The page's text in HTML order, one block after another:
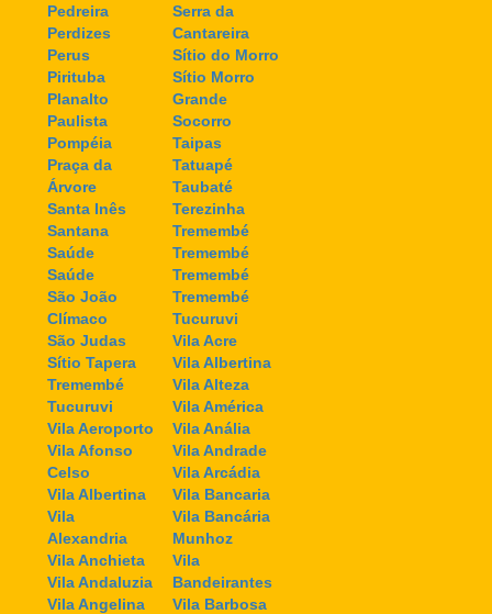
Pedreira
Perdizes
Perus
Pirituba
Planalto
Paulista
Pompéia
Praça da
Árvore
Santa Inês
Santana
Saúde
Saúde
São João
Clímaco
São Judas
Sítio Tapera
Tremembé
Tucuruvi
Vila Aeroporto
Vila Afonso
Celso
Vila Albertina
Vila
Alexandria
Vila Anchieta
Vila Andaluzia
Vila Angelina
Serra da
Cantareira
Sítio do Morro
Sítio Morro
Grande
Socorro
Taipas
Tatuapé
Taubaté
Terezinha
Tremembé
Tremembé
Tremembé
Tremembé
Tucuruvi
Vila Acre
Vila Albertina
Vila Alteza
Vila América
Vila Anália
Vila Andrade
Vila Arcádia
Vila Bancaria
Vila Bancária
Munhoz
Vila
Bandeirantes
Vila Barbosa